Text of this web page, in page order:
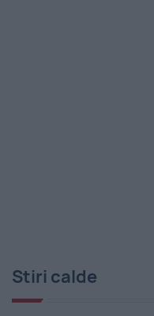
Stiri calde